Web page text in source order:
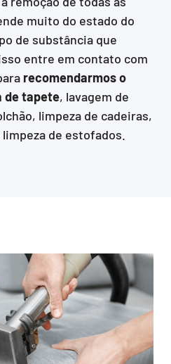
muito do estado do
de substância que
entre em contato com
recomendarmos o
de tapete, lavagem de
limpeza de cadeiras,
de estofados.